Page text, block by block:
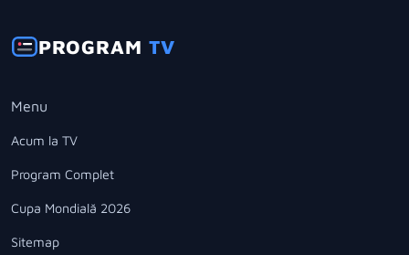
PROGRAMTV
Menu
Acum la TV
Program Complet
Cupa Mondială 2026
Sitemap